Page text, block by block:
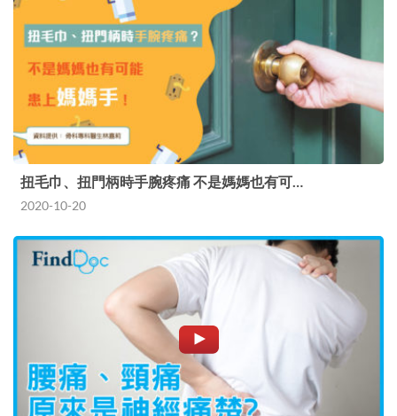
扭毛巾、扭門柄時手腕疼痛 不是媽媽也有可…
2020-10-20